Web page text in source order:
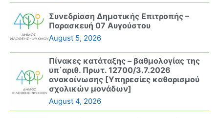
Συνεδρίαση Δημοτικής Επιτροπής –
Παρασκευή 07 Αυγούστου
August 5, 2026
Πίνακες κατάταξης – βαθμολογίας της
υπ΄αριθ. Πρωτ. 12700/3.7.2026
ανακοίνωσης [Υπηρεσίες καθαρισμού
σχολικών μονάδων]
August 4, 2026